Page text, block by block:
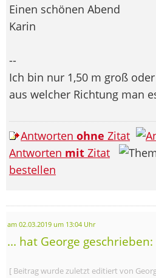
Einen schönen Abend
Karin
--
Ich bin nur 1,50 m groß
aus welcher Richtung man
Antworten ohne Zitat
Antworten mit Zitat
bestellen
am 02.03.2019 um 13:04 Uhr
... hat George geschrieben:
[ Beitrag wurde zuletzt editiert von